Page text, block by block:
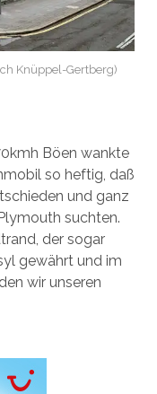
Knüppel-Gertberg)
Böen wankte
so heftig, daß
und ganz
suchten.
der sogar
gewährt und im
wir unseren